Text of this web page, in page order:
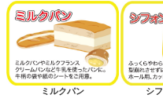
ミルクパン シ